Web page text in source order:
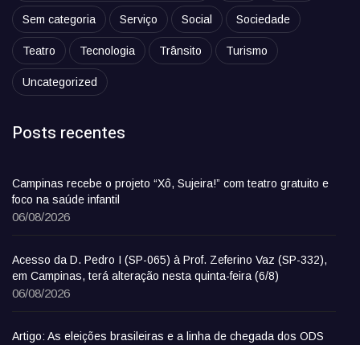
Sem categoria Serviço Social Sociedade
Teatro Tecnologia Trânsito Turismo
Uncategorized
Posts recentes
Campinas recebe o projeto “Xô, Sujeira!” com teatro gratuito e
foco na saúde infantil
06/08/2026
Acesso da D. Pedro I (SP-065) à Prof. Zeferino Vaz (SP-332),
em Campinas, terá alteração nesta quinta-feira (6/8)
06/08/2026
Artigo: As eleições brasileiras e a linha de chegada dos ODS